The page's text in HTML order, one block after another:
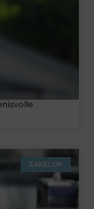
ZAKELIJK